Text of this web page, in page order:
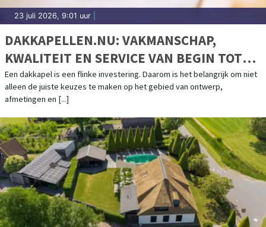
23 juli 2026, 9:01 uur
DAKKAPELLEN.NU: VAKMANSCHAP,
KWALITEIT EN SERVICE VAN BEGIN TOT
EIND
Een dakkapel is een flinke investering. Daarom is het belangrijk om niet
alleen de juiste keuzes te maken op het gebied van ontwerp,
afmetingen en [...]